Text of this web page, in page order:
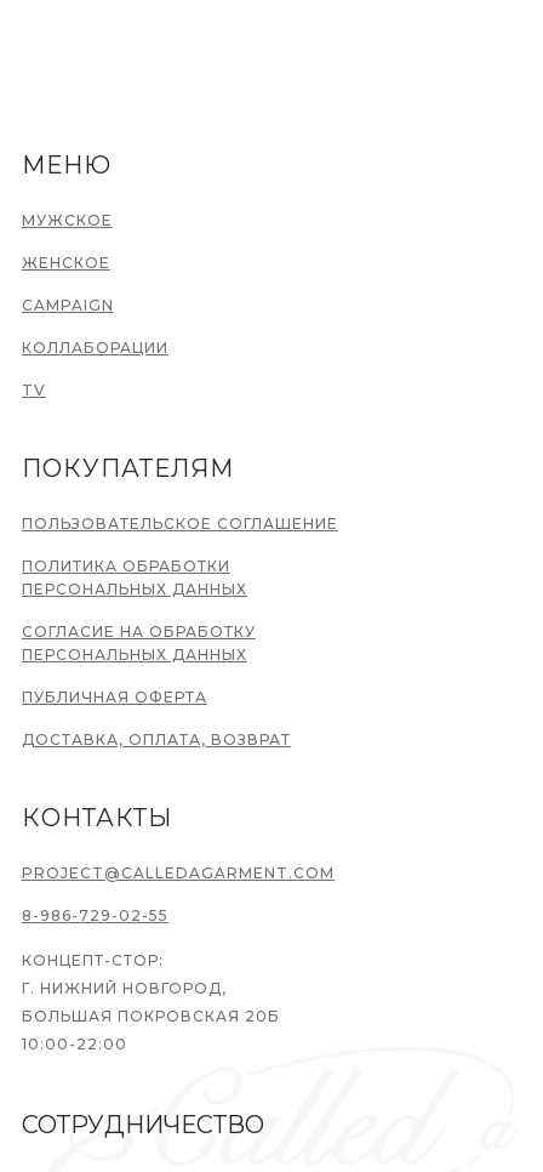
МУЖСКОЕ
ЖЕНСКОЕ
CAMPAIGN
КОЛЛАБОРАЦИИ
ПУБЛИЧНАЯ ОФЕРТА
СОГЛАСИЕ НА ОБРАБОТКУ
ПЕРСОНАЛЬНЫХ ДАННЫХ
ПОЛИТИКА ОБРАБОТКИ
ПЕРСОНАЛЬНЫХ ДАННЫХ
ПОЛЬЗОВАТЕЛЬСКОЕ СОГЛАШЕНИЕ
ДОСТАВКА, ОПЛАТА, ВОЗВРАТ
8-986-729-02-55
PROJECT@CALLEDAGARMENT.COM
МЕНЮ
ПОКУПАТЕЛЯМ
КОНТАКТЫ
TV
СОТРУДНИЧЕСТВО
КОНЦЕПТ-СТОР:
Г. НИЖНИЙ НОВГОРОД,
БОЛЬШАЯ ПОКРОВСКАЯ 20Б
10:00-22:00